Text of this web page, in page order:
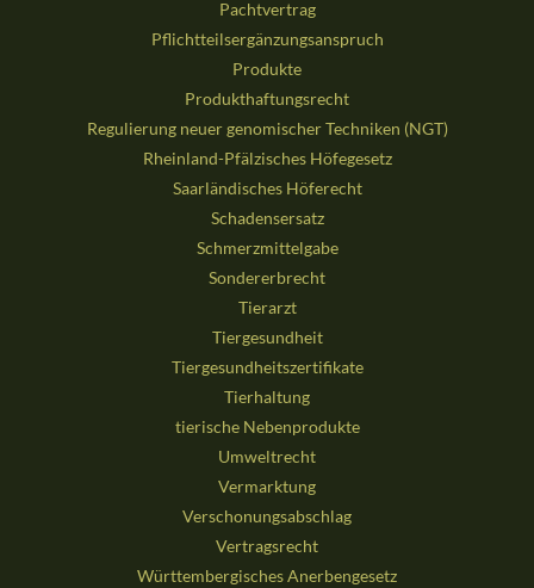
Pachtvertrag
Pflichtteilsergänzungsanspruch
Produkte
Produkthaftungsrecht
Regulierung neuer genomischer Techniken (NGT)
Rheinland-Pfälzisches Höfegesetz
Saarländisches Höferecht
Schadensersatz
Schmerzmittelgabe
Sondererbrecht
Tierarzt
Tiergesundheit
Tiergesundheitszertifikate
Tierhaltung
tierische Nebenprodukte
Umweltrecht
Vermarktung
Verschonungsabschlag
Vertragsrecht
Württembergisches Anerbengesetz